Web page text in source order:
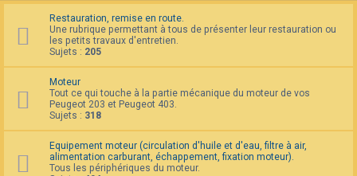
s
Restauration, remise en route.
Une rubrique permettant à tous de présenter leur restauration ou
les petits travaux d'entretien.
Sujets : 205
Moteur
Tout ce qui touche à la partie mécanique du moteur de vos
Peugeot 203 et Peugeot 403.
Sujets : 318
Equipement moteur (circulation d'huile et d'eau, filtre à air,
alimentation carburant, échappement, fixation moteur).
Tous les périphériques du moteur.